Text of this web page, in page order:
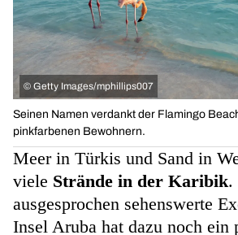
© Getty Images/mphillips007
Seinen Namen verdankt der Flamingo
pinkfarbenen Bewohnern.
Meer in Türkis und Sand in
viele Strände in der Karibik.
ausgesprochen sehenswerte
Insel Aruba hat dazu noch ein